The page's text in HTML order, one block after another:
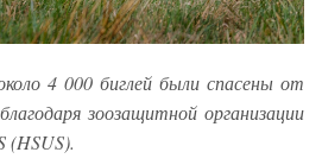
4 000 биглей были спасены от
зоозащитной организации
(HSUS).